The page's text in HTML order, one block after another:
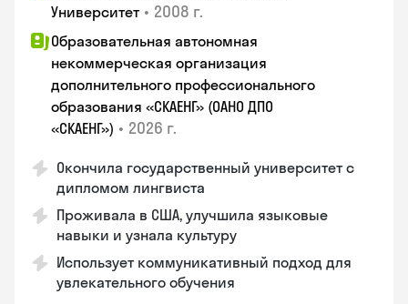
Университет • 2008 г.
Образовательная автономная
некоммерческая организация
дополнительного профессионального
образования «СКАЕНГ» (ОАНО ДПО
«СКАЕНГ») • 2026 г.
Окончила государственный университет с
дипломом лингвиста
Проживала в США, улучшила языковые
навыки и узнала культуру
Использует коммуникативный подход для
увлекательного обучения